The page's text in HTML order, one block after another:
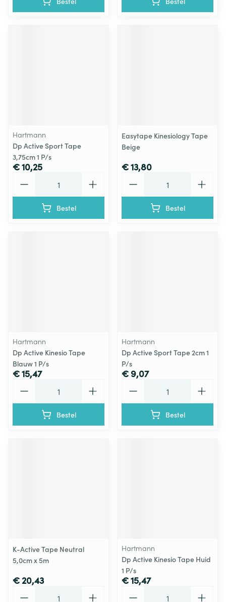
Hartmann
Dp Active Sport Tape
3,75cm 1 P/s
€ 10,25
Bestel
Easytape Kinesiology Tape
Beige
€ 13,80
Bestel
Hartmann
Dp Active Kinesio Tape
Blauw 1 P/s
€ 15,47
Bestel
Hartmann
Dp Active Sport Tape 2cm 1
P/s
€ 9,07
Bestel
K-Active Tape Neutral
5,0cm x 5m
€ 20,43
Hartmann
Dp Active Kinesio Tape Huid
1 P/s
€ 15,47